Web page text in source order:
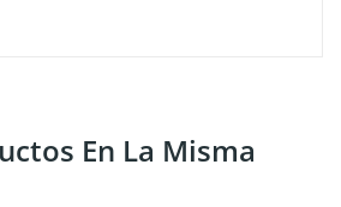
En La Misma